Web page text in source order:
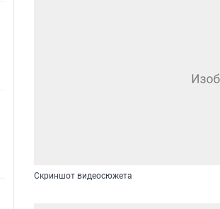
Скриншот видеосюжета